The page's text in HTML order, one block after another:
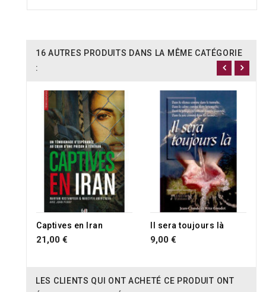
16 AUTRES PRODUITS DANS LA MÊME CATÉGORIE
:
Captives en Iran
21,00 €
Il sera toujours là
9,00 €
LES CLIENTS QUI ONT ACHETÉ CE PRODUIT ONT